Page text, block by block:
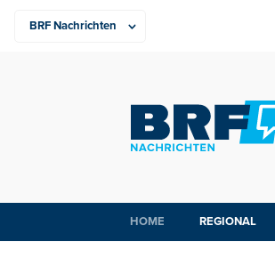
HOME REGIONAL